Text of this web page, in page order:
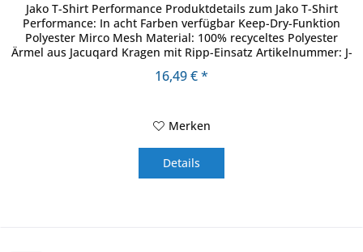
Jako T-Shirt Performance Produktdetails zum Jako T-Shirt
Performance: In acht Farben verfügbar Keep-Dry-Funktion
Polyester Mirco Mesh Material: 100% recyceltes Polyester
Ärmel aus Jacuqard Kragen mit Ripp-Einsatz Artikelnummer: J-
16,49 € *
Merken
Details